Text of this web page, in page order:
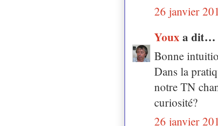
26 janvier
Youx a dit…
Bonne
Dans la
notre TN
curiosité?
26 janvier